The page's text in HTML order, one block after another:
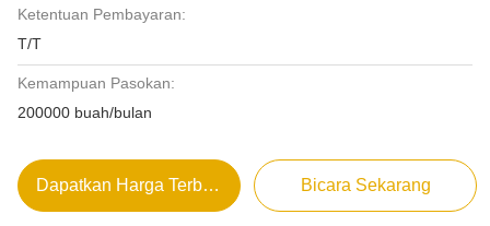
Ketentuan Pembayaran:
T/T
Kemampuan Pasokan:
200000 buah/bulan
Dapatkan Harga Terbaik Bicara Sekarang